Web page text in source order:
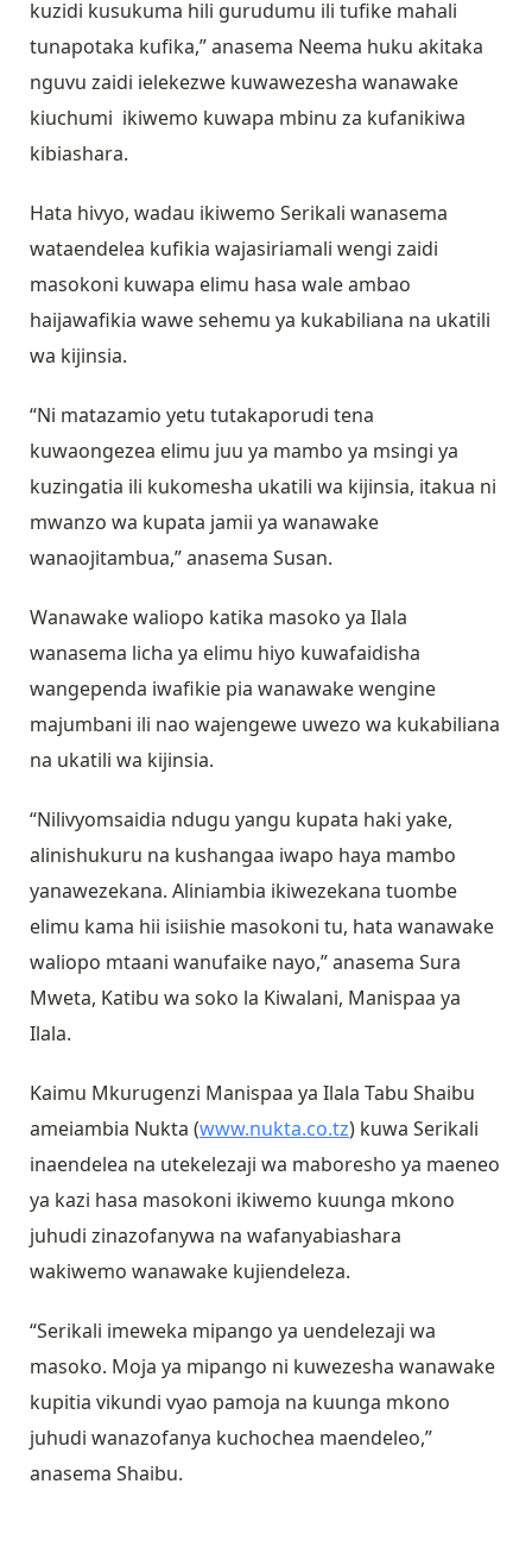
kuzidi kusukuma hili gurudumu ili tufike mahali
tunapotaka kufika,” anasema Neema huku akitaka
nguvu zaidi ielekezwe kuwawezesha wanawake
kiuchumi ikiwemo kuwapa mbinu za kufanikiwa
kibiashara.
Hata hivyo, wadau ikiwemo Serikali wanasema
wataendelea kufikia wajasiriamali wengi zaidi
masokoni kuwapa elimu hasa wale ambao
haijawafikia wawe sehemu ya kukabiliana na ukatili
wa kijinsia.
“Ni matazamio yetu tutakaporudi tena
kuwaongezea elimu juu ya mambo ya msingi ya
kuzingatia ili kukomesha ukatili wa kijinsia, itakua ni
mwanzo wa kupata jamii ya wanawake
wanaojitambua,” anasema Susan.
Wanawake waliopo katika masoko ya Ilala
wanasema licha ya elimu hiyo kuwafaidisha
wangependa iwafikie pia wanawake wengine
majumbani ili nao wajengewe uwezo wa kukabiliana
na ukatili wa kijinsia.
“Nilivyomsaidia ndugu yangu kupata haki yake,
alinishukuru na kushangaa iwapo haya mambo
yanawezekana. Aliniambia ikiwezekana tuombe
elimu kama hii isiishie masokoni tu, hata wanawake
waliopo mtaani wanufaike nayo,” anasema Sura
Mweta, Katibu wa soko la Kiwalani, Manispaa ya
Ilala.
Kaimu Mkurugenzi Manispaa ya Ilala Tabu Shaibu
ameiambia Nukta (www.nukta.co.tz) kuwa Serikali
inaendelea na utekelezaji wa maboresho ya maeneo
ya kazi hasa masokoni ikiwemo kuunga mkono
juhudi zinazofanywa na wafanyabiashara
wakiwemo wanawake kujiendeleza.
“Serikali imeweka mipango ya uendelezaji wa
masoko. Moja ya mipango ni kuwezesha wanawake
kupitia vikundi vyao pamoja na kuunga mkono
juhudi wanazofanya kuchochea maendeleo,”
anasema Shaibu.